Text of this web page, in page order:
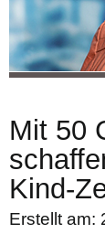
Mit 50
Kind-
Erstellt am: